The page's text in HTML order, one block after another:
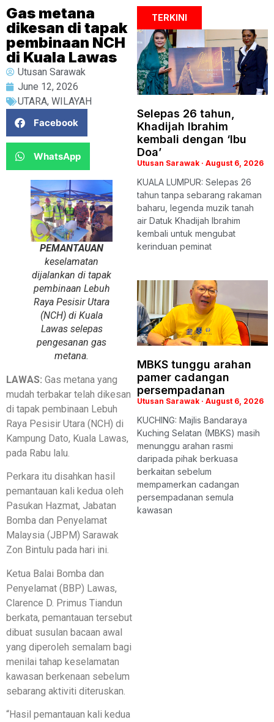
Gas metana
dikesan di tapak
pembinaan NCH
di Kuala Lawas
Utusan Sarawak
June 12, 2026
UTARA, WILAYAH
Facebook
WhatsApp
PEMANTAUAN
keselamatan
dijalankan di tapak
pembinaan Lebuh
Raya Pesisir Utara
(NCH) di Kuala
Lawas selepas
pengesanan gas
metana.
LAWAS: Gas metana yang
mudah terbakar telah dikesan
di tapak pembinaan Lebuh
Raya Pesisir Utara (NCH) di
Kampung Dato, Kuala Lawas,
pada Rabu lalu.
Perkara itu disahkan hasil
pemantauan kali kedua oleh
Pasukan Hazmat, Jabatan
Bomba dan Penyelamat
Malaysia (JBPM) Sarawak
Zon Bintulu pada hari ini.
Ketua Balai Bomba dan
Penyelamat (BBP) Lawas,
Clarence D. Primus Tiandun
berkata, pemantauan tersebut
dibuat susulan bacaan awal
yang diperoleh semalam bagi
menilai tahap keselamatan
kawasan berkenaan sebelum
sebarang aktiviti diteruskan.
“Hasil pemantauan kali kedua
TERKINI
Selepas 26 tahun,
Khadijah Ibrahim
kembali dengan ‘Ibu
Doa’
Utusan Sarawak August 6, 2026
KUALA LUMPUR: Selepas 26
tahun tanpa sebarang rakaman
baharu, legenda muzik tanah
air Datuk Khadijah Ibrahim
kembali untuk mengubat
kerinduan peminat
MBKS tunggu arahan
pamer cadangan
persempadanan
Utusan Sarawak August 6, 2026
KUCHING: Majlis Bandaraya
Kuching Selatan (MBKS) masih
menunggu arahan rasmi
daripada pihak berkuasa
berkaitan sebelum
mempamerkan cadangan
persempadanan semula
kawasan